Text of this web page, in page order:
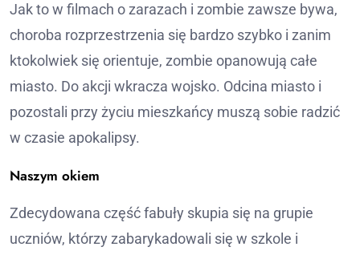
Jak to w filmach o zarazach i zombie zawsze bywa,
choroba rozprzestrzenia się bardzo szybko i zanim
ktokolwiek się orientuje, zombie opanowują całe
miasto. Do akcji wkracza wojsko. Odcina miasto i
pozostali przy życiu mieszkańcy muszą sobie radzić
w czasie apokalipsy.
Naszym okiem
Zdecydowana część fabuły skupia się na grupie
uczniów, którzy zabarykadowali się w szkole i